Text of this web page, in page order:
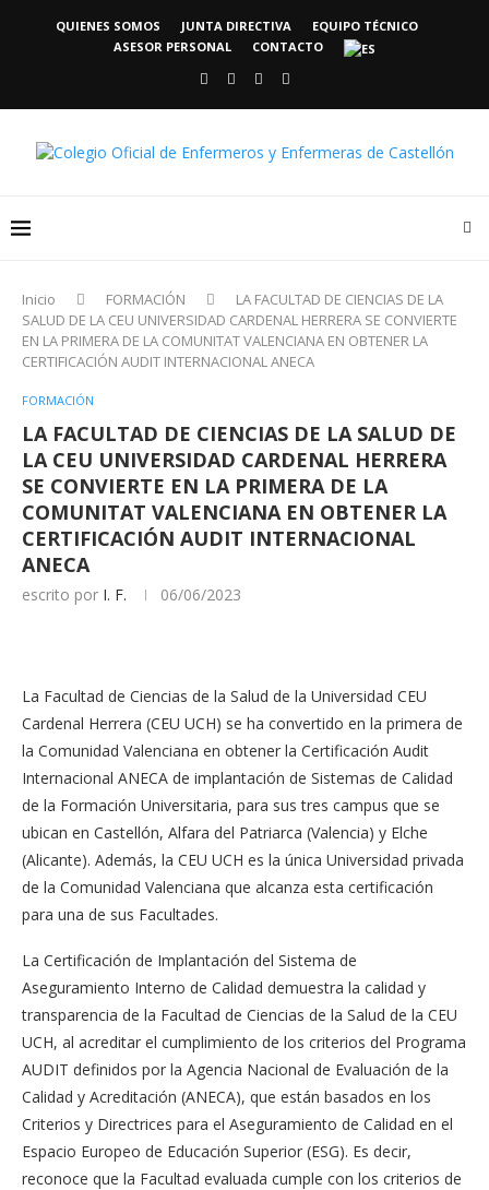
QUIENES SOMOS JUNTA DIRECTIVA
EQUIPO TÉCNICO
ASESOR PERSONAL
CONTACTO
Inicio FORMACIÓN
LA FACULTAD DE CIENCIAS DE LA
SALUD DE LA CEU UNIVERSIDAD CARDENAL HERRERA SE CONVIERTE
EN LA PRIMERA DE LA COMUNITAT VALENCIANA EN OBTENER LA
CERTIFICACIÓN AUDIT INTERNACIONAL ANECA
FORMACIÓN
LA FACULTAD DE CIENCIAS DE LA SALUD DE
LA CEU UNIVERSIDAD CARDENAL HERRERA
SE CONVIERTE EN LA PRIMERA DE LA
COMUNITAT VALENCIANA EN OBTENER LA
CERTIFICACIÓN AUDIT INTERNACIONAL
ANECA
escrito por I. F. 06/06/2023
La Facultad de Ciencias de la Salud de la Universidad CEU
Cardenal Herrera (CEU UCH) se ha convertido en la primera de
la Comunidad Valenciana en obtener la Certificación Audit
Internacional ANECA de implantación de Sistemas de Calidad
de la Formación Universitaria, para sus tres campus que se
ubican en Castellón, Alfara del Patriarca (Valencia) y Elche
(Alicante). Además, la CEU UCH es la única Universidad privada
de la Comunidad Valenciana que alcanza esta certificación
para una de sus Facultades.
La Certificación de Implantación del Sistema de
Aseguramiento Interno de Calidad demuestra la calidad y
transparencia de la Facultad de Ciencias de la Salud de la CEU
UCH, al acreditar el cumplimiento de los criterios del Programa
AUDIT definidos por la Agencia Nacional de Evaluación de la
Calidad y Acreditación (ANECA), que están basados en los
Criterios y Directrices para el Aseguramiento de Calidad en el
Espacio Europeo de Educación Superior (ESG). Es decir,
reconoce que la Facultad evaluada cumple con los criterios de